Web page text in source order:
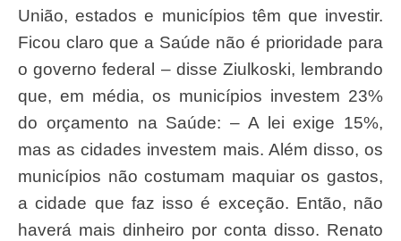
União, estados e municípios têm que investir.
Ficou claro que a Saúde não é prioridade para
o governo federal – disse Ziulkoski, lembrando
que, em média, os municípios investem 23%
do orçamento na Saúde: – A lei exige 15%,
mas as cidades investem mais. Além disso, os
municípios não costumam maquiar os gastos,
a cidade que faz isso é exceção. Então, não
haverá mais dinheiro por conta disso. Renato